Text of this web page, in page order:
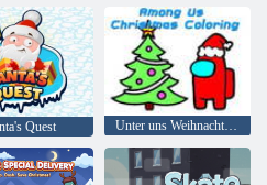
Quest Unter uns Weihnachten Färbung